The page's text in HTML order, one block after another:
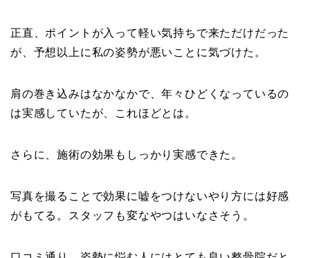
正直、ポイントが入って軽い気持ちで来ただけだった
が、予想以上に私の姿勢が悪いことに気づけた。
肩の巻き込みはなかなかで、年々ひどくなっているの
は実感していたが、これほどとは。
さらに、施術の効果もしっかり実感できた。
写真を撮ることで効果に嘘をつけないやり方には好感
がもてる。スタッフも変なやつはいなさそう。